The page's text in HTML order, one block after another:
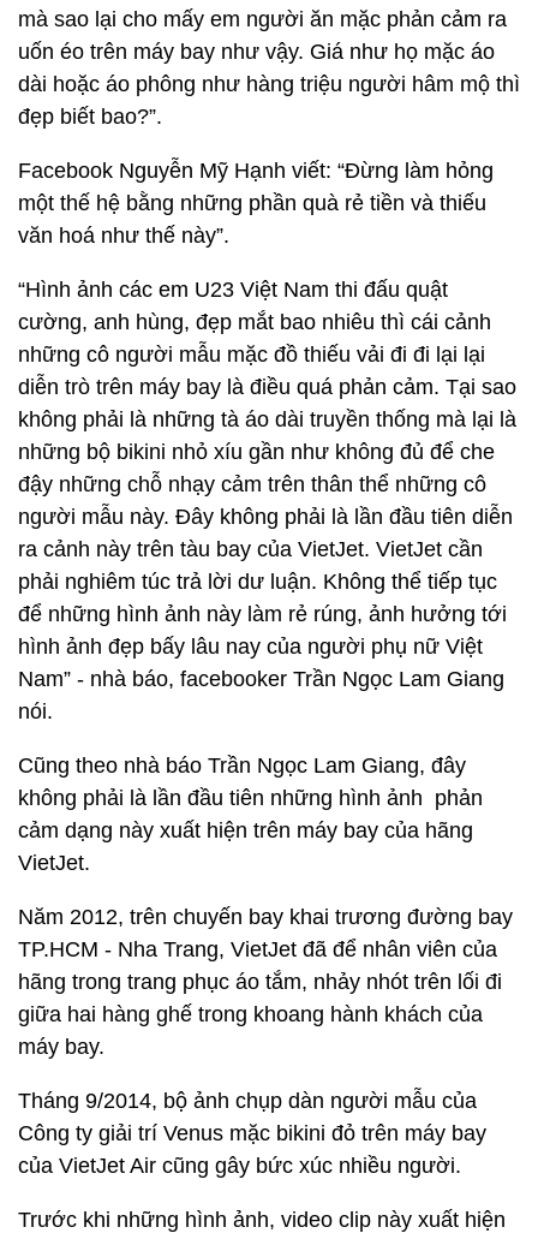
mà sao lại cho mấy em người ăn mặc phản cảm ra
uốn éo trên máy bay như vậy. Giá như họ mặc áo
dài hoặc áo phông như hàng triệu người hâm mộ thì
đẹp biết bao?”.
Facebook Nguyễn Mỹ Hạnh viết: “Đừng làm hỏng
một thế hệ bằng những phần quà rẻ tiền và thiếu
văn hoá như thế này”.
“Hình ảnh các em U23 Việt Nam thi đấu quật
cường, anh hùng, đẹp mắt bao nhiêu thì cái cảnh
những cô người mẫu mặc đồ thiếu vải đi đi lại lại
diễn trò trên máy bay là điều quá phản cảm. Tại sao
không phải là những tà áo dài truyền thống mà lại là
những bộ bikini nhỏ xíu gần như không đủ để che
đậy những chỗ nhạy cảm trên thân thể những cô
người mẫu này. Đây không phải là lần đầu tiên diễn
ra cảnh này trên tàu bay của VietJet. VietJet cần
phải nghiêm túc trả lời dư luận. Không thể tiếp tục
để những hình ảnh này làm rẻ rúng, ảnh hưởng tới
hình ảnh đẹp bấy lâu nay của người phụ nữ Việt
Nam” - nhà báo, facebooker Trần Ngọc Lam Giang
nói.
Cũng theo nhà báo Trần Ngọc Lam Giang, đây
không phải là lần đầu tiên những hình ảnh phản
cảm dạng này xuất hiện trên máy bay của hãng
VietJet.
Năm 2012, trên chuyến bay khai trương đường bay
TP.HCM - Nha Trang, VietJet đã để nhân viên của
hãng trong trang phục áo tắm, nhảy nhót trên lối đi
giữa hai hàng ghế trong khoang hành khách của
máy bay.
Tháng 9/2014, bộ ảnh chụp dàn người mẫu của
Công ty giải trí Venus mặc bikini đỏ trên máy bay
của VietJet Air cũng gây bức xúc nhiều người.
Trước khi những hình ảnh, video clip này xuất hiện